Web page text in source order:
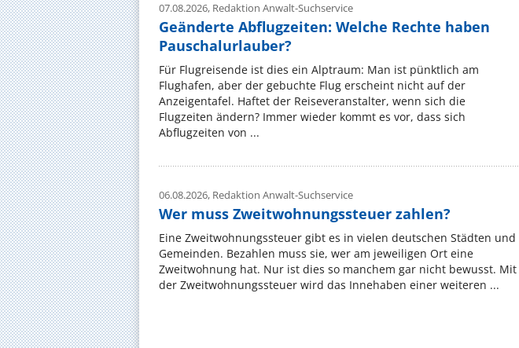
07.08.2026, Redaktion Anwalt-Suchservice
Geänderte Abflugzeiten: Welche Rechte haben
Pauschalurlauber?
Für Flugreisende ist dies ein Alptraum: Man ist pünktlich am
Flughafen, aber der gebuchte Flug erscheint nicht auf der
Anzeigentafel. Haftet der Reiseveranstalter, wenn sich die
Flugzeiten ändern? Immer wieder kommt es vor, dass sich
Abflugzeiten von ...
06.08.2026, Redaktion Anwalt-Suchservice
Wer muss Zweitwohnungssteuer zahlen?
Eine Zweitwohnungssteuer gibt es in vielen deutschen Städten und
Gemeinden. Bezahlen muss sie, wer am jeweiligen Ort eine
Zweitwohnung hat. Nur ist dies so manchem gar nicht bewusst. Mit
der Zweitwohnungssteuer wird das Innehaben einer weiteren ...